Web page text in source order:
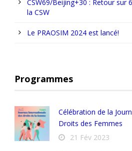
CSW69/Beijing+30 : Retour sur
la CSW
Le PRAOSIM 2024 est lancé!
Programmes
Célébration de la
Droits des Femmes
21 Fév 2023